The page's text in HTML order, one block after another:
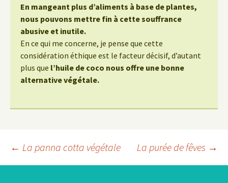
En mangeant plus d’aliments à base de plantes,
nous pouvons mettre fin à cette souffrance
abusive et inutile.
En ce qui me concerne, je pense que cette
considération éthique est le facteur décisif, d’autant
plus que l’huile de coco nous offre une bonne
alternative végétale.
Navigation
← La panna cotta végétale La purée de fêves →